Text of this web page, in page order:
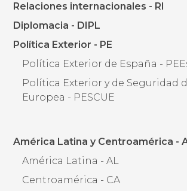
Relaciones internacionales - RI
Diplomacia - DIPL
Política Exterior - PE
Política Exterior de España -
Política Exterior y de Seguridad
Europea - PESCUE
América Latina y Centroamérica -
América Latina - AL
Centroamérica - CA